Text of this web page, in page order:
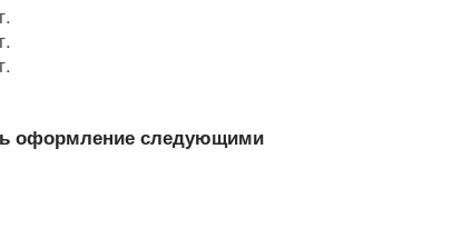
оформление следующими